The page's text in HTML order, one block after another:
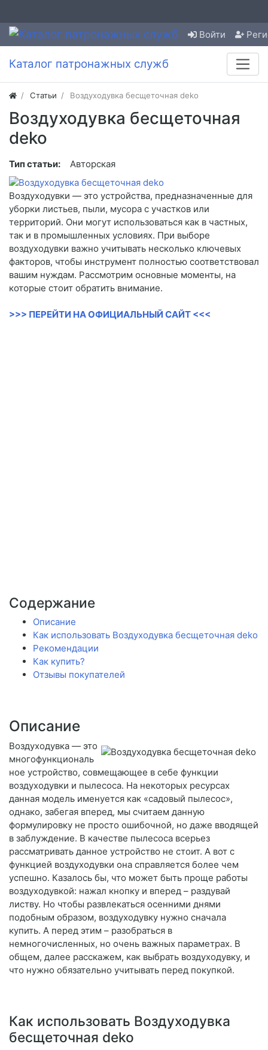
Войти
Каталог патронажных служб
Статьи Воздуходувка бесщеточная deko
Воздуходувка бесщеточная
deko
Тип статьи: Авторская
Воздуходувки — это устройства, предназначенные для
уборки листьев, пыли, мусора с участков или
территорий. Они могут использоваться как в частных,
так и в промышленных условиях. При выборе
воздуходувки важно учитывать несколько ключевых
факторов, чтобы инструмент полностью соответствовал
вашим нуждам. Рассмотрим основные моменты, на
которые стоит обратить внимание.
>>> ПЕРЕЙТИ НА ОФИЦИАЛЬНЫЙ САЙТ <<<
Содержание
Описание
Как использовать Воздуходувка бесщеточная deko
Рекомендации
Как купить?
Отзывы покупателей
Описание
Воздуходувка — это
многофункциональ
ное устройство, совмещающее в себе функции
воздуходувки и пылесоса. На некоторых ресурсах
данная модель именуется как «садовый пылесос»,
однако, забегая вперед, мы считаем данную
формулировку не просто ошибочной, но даже вводящей
в заблуждение. В качестве пылесоса всерьез
рассматривать данное устройство не стоит. А вот с
функцией воздуходувки она справляется более чем
успешно. Казалось бы, что может быть проще работы
воздуходувкой: нажал кнопку и вперед – раздувай
листву. Но чтобы развлекаться осенними днями
подобным образом, воздуходувку нужно сначала
купить. А перед этим – разобраться в
немногочисленных, но очень важных параметрах. В
общем, далее расскажем, как выбрать воздуходувку, и
что нужно обязательно учитывать перед покупкой.
Как использовать Воздуходувка
бесщеточная deko